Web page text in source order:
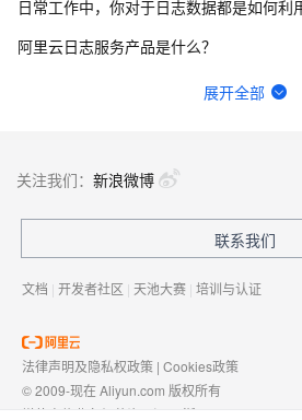
日常工作中，你对于日志数据都是如何利
阿里云日志服务产品是什么？
通过数据，你都知道了哪些“原来是这样”的
ASP与PHP之间有哪些关键区别？
展开全部
关注我们： 新浪微博
联系我们
文档 | 开发者社区 | 天池大赛 | 培训与认证
法律声明及隐私权政策 | Cookies政策
© 2009-现在 Aliyun.com 版权所有
增值电信业务经营许可证： 浙B2-20080101